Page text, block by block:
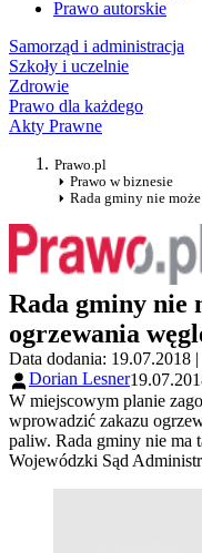
Prawo autorskie
Samorząd i administracja
Szkoły i uczelnie
Zdrowie
Prawo dla każdego
Akty Prawne
Prawo.pl
Prawo w biznesie
Rada gminy nie
Rada gminy nie
ogrzewania
Data dodania: 19.07.2018
Dorian Lesner
W miejscowym planie
wprowadzić zakazu
paliw. Rada gminy nie ma
Wojewódzki Sąd